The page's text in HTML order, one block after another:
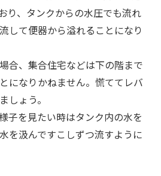
り、タンクからの水圧でも流れ
して便器から溢れることになり
合、集合住宅などは下の階まで
になりかねません。慌ててレバ
しょう。
子を見たい時はタンク内の水を
を汲んですこしずつ流すように